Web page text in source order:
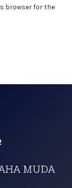
browser for the